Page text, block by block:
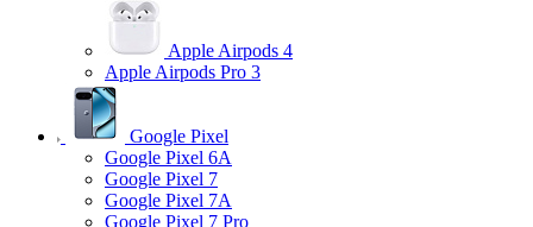
Apple Airpods 4
Apple Airpods Pro 3
Google Pixel
Google Pixel 6A
Google Pixel 7
Google Pixel 7А
Google Pixel 7 Pro